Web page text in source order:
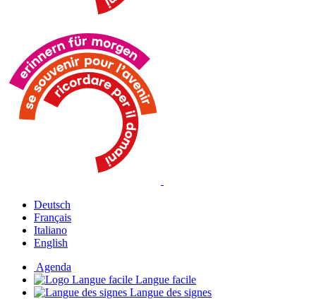
Deutsch
Français
Italiano
English
Agenda
Langue facile
Langue des signes